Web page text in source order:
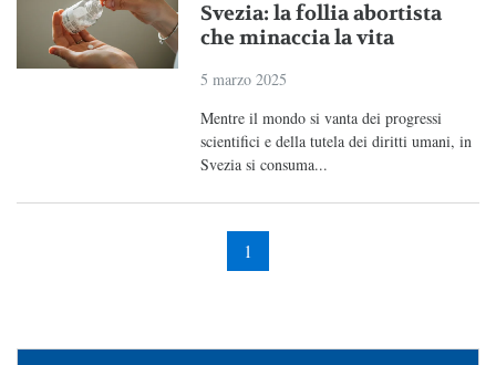
Svezia: la follia abortista
che minaccia la vita
5 marzo 2025
Mentre il mondo si vanta dei progressi
scientifici e della tutela dei diritti umani, in
Svezia si consuma...
1